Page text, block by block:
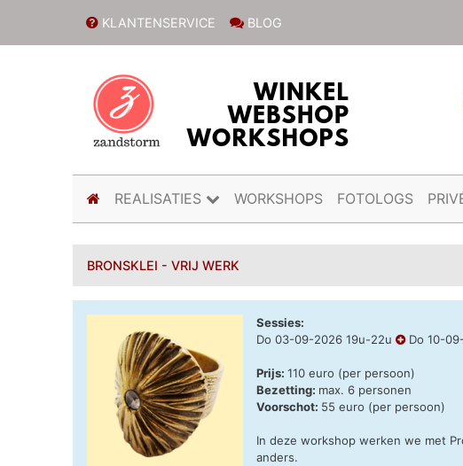
KLANTENSERVICE BLOG
(current)
REALISATIES WORKSHOPS FOTOLOGS
BRONSKLEI - VRIJ WERK
Sessies:
Do 03-09-2026 19u-22u
Do 10-
Prijs:110 euro (per persoon)
Bezetting: max. 6 personen
Voorschot: 55 euro (per persoon)
In deze workshop werken we met
anders.